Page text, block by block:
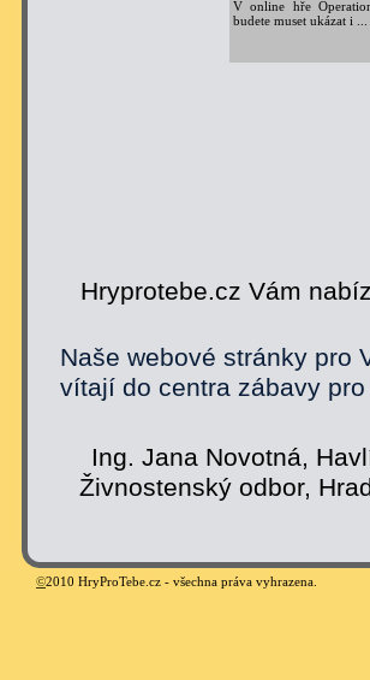
V online hře
budete muset ukázat i ...
Hryprotebe.cz Vám
Naše webové stránky pro
vítají do centra zábavy
Ing. Jana Novotná,
Živnostenský odbor,
©2010 HryProTebe.cz - všechna práva vyhrazena.